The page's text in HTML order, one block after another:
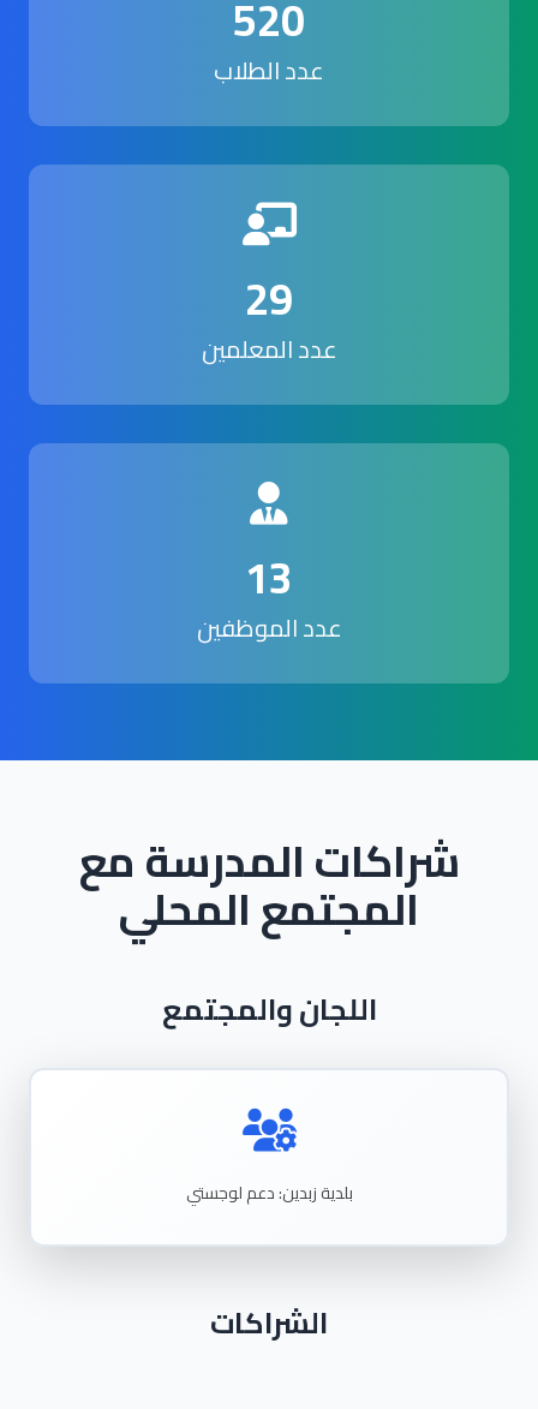
520
عدد الطلاب
29
عدد المعلمين
13
عدد الموظفين
شراكات المدرسة مع
المجتمع المحلي
اللجان والمجتمع
بلديةزبدين: دعملوجستي
الشراكات